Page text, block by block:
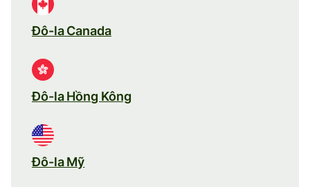
Đô-la Canada
Đô-la Hồng Kông
Đô-la Mỹ